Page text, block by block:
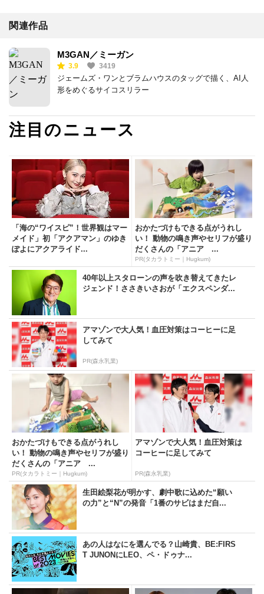
関連作品
M3GAN／ミーガン
3.9 3419
ジェームズ・ワンとブラムハウスのタッグで描く、AI人
形をめぐるサイコスリラー
注目のニュース
「海の“ワイスピ”！世界観はマー
メイド」初「アクアマン」のゆき
ぽよにアクアライド...
おかたづけもできる点がうれし
い！ 動物の鳴き声やセリフが盛り
だくさんの「アニア ...
PR(タカラトミー｜Hugkum)
40年以上スタローンの声を吹き替えてきたレ
ジェンド！ささきいさおが「エクスペンダ...
アマゾンで大人気！血圧対策はコーヒーに足
してみて
PR(森永乳業)
おかたづけもできる点がうれし
い！ 動物の鳴き声やセリフが盛り
だくさんの「アニア ...
PR(タカラトミー｜Hugkum)
アマゾンで大人気！血圧対策は
コーヒーに足してみて
PR(森永乳業)
生田絵梨花が明かす、劇中歌に込めた“願い
の力”と“N”の発音「1番のサビはまだ自...
あの人はなにを選んでる？山崎貴、BE:FIRS
T JUNONにLEO、ペ・ドゥナ...